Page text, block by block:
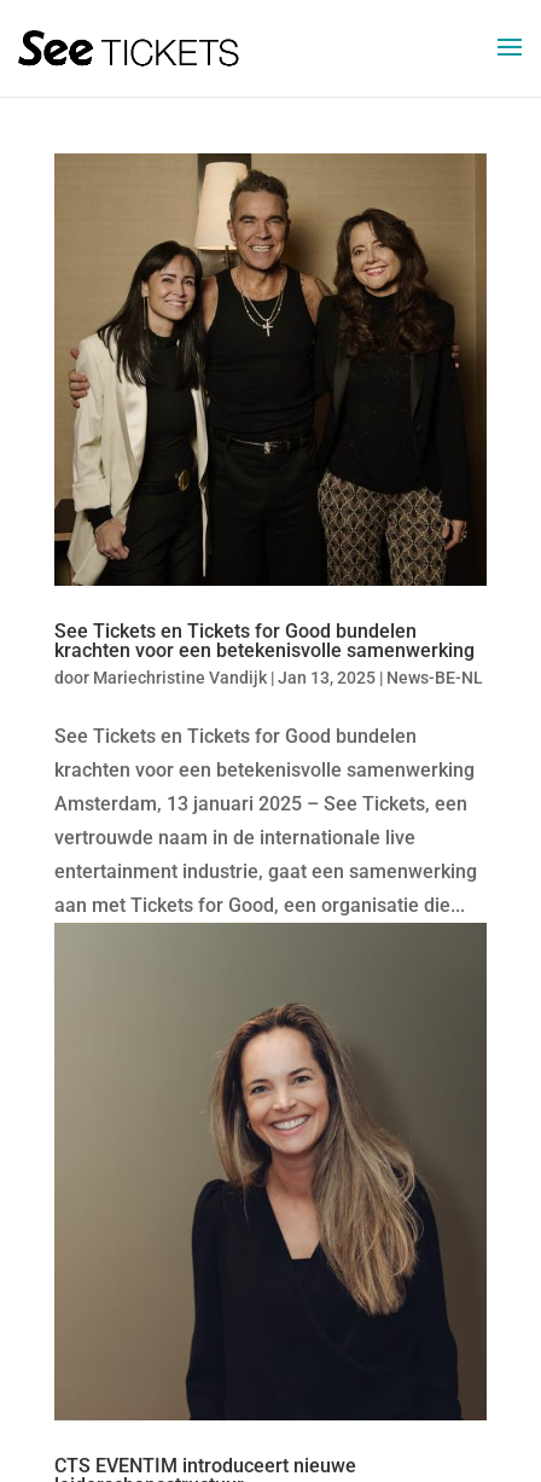
See Tickets en Tickets for Good bundelen
krachten voor een betekenisvolle samenwerking
door Mariechristine Vandijk|Jan 13, 2025| News-BE-NL
See Tickets en Tickets for Good bundelen
krachten voor een betekenisvolle samenwerking
Amsterdam, 13 januari 2025 – See Tickets, een
vertrouwde naam in de internationale live
entertainment industrie, gaat een samenwerking
aan met Tickets for Good, een organisatie die...
CTS EVENTIM introduceert nieuwe